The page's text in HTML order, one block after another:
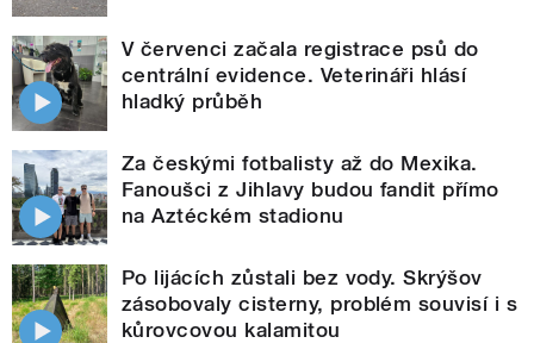
V červenci začala registrace psů do
centrální evidence. Veterináři hlásí
hladký průběh
Za českými fotbalisty až do Mexika.
Fanoušci z Jihlavy budou fandit přímo
na Aztéckém stadionu
Po lijácích zůstali bez vody. Skrýšov
zásobovaly cisterny, problém souvisí i s
kůrovcovou kalamitou